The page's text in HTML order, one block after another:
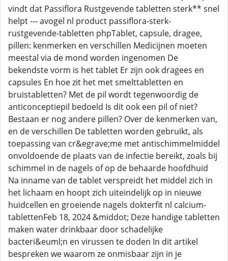
vindt dat Passiflora Rustgevende tabletten sterk** snel
helpt --- avogel nl product passiflora-sterk-
rustgevende-tabletten phpTablet, capsule, dragee,
pillen: kenmerken en verschillen Medicijnen moeten
meestal via de mond worden ingenomen De
bekendste vorm is het tablet Er zijn ook dragees en
capsules En hoe zit het met smelttabletten en
bruistabletten? Met de pil wordt tegenwoordig de
anticonceptiepil bedoeld Is dit ook een pil of niet?
Bestaan er nog andere pillen? Over de kenmerken van,
en de verschillen De tabletten worden gebruikt, als
toepassing van cr&egrave;me met antischimmelmiddel
onvoldoende de plaats van de infectie bereikt, zoals bij
schimmel in de nagels of op de behaarde hoofdhuid
Na inname van de tablet verspreidt het middel zich in
het lichaam en hoopt zich uiteindelijk op in nieuwe
huidcellen en groeiende nagels dokterfit nl calcium-
tablettenFeb 18, 2024 &middot; Deze handige tabletten
maken water drinkbaar door schadelijke
bacteri&euml;n en virussen te doden In dit artikel
bespreken we waarom ze onmisbaar zijn in je